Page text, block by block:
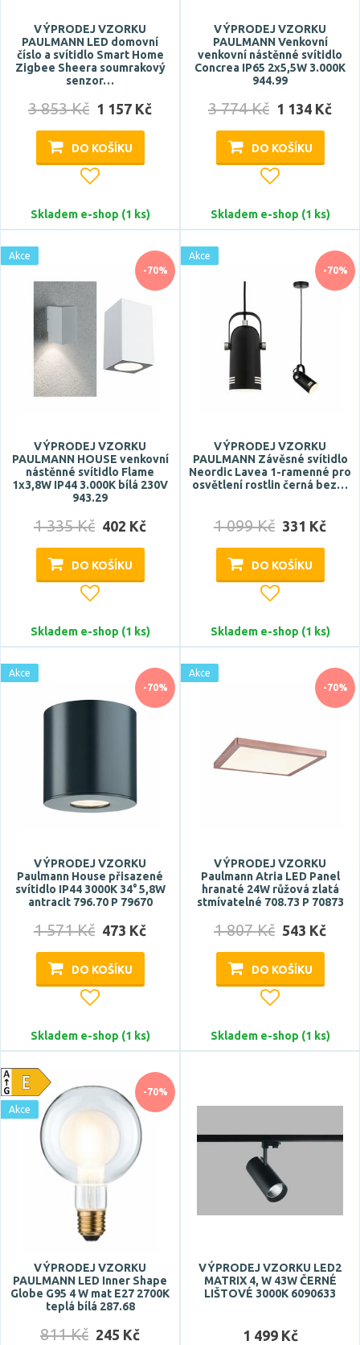
VÝPRODEJ VZORKU
PAULMANN LED domovní
číslo a svítidlo Smart Home
Zigbee Sheera soumrakový
senzor…
3 853 Kč 1 157 Kč
DO KOŠÍKU
Skladem e-shop (1 ks)
VÝPRODEJ VZORKU
PAULMANN Venkovní
venkovní nástěnné svítidlo
Concrea IP65 2x5,5W 3.000K
944.99
3 774 Kč 1 134 Kč
DO KOŠÍKU
Skladem e-shop (1 ks)
-70%
Akce
VÝPRODEJ VZORKU
PAULMANN HOUSE venkovní
nástěnné svítidlo Flame
1x3,8W IP44 3.000K bílá 230V
943.29
1 335 Kč 402 Kč
DO KOŠÍKU
Skladem e-shop (1 ks)
-70%
Akce
VÝPRODEJ VZORKU
PAULMANN Závěsné svítidlo
Neordic Lavea 1-ramenné pro
osvětlení rostlin černá bez…
1 099 Kč 331 Kč
DO KOŠÍKU
Skladem e-shop (1 ks)
-70%
Akce
VÝPRODEJ VZORKU
Paulmann House přisazené
svítidlo IP44 3000K 34° 5,8W
antracit 796.70 P 79670
1 571 Kč 473 Kč
DO KOŠÍKU
Skladem e-shop (1 ks)
-70%
Akce
VÝPRODEJ VZORKU
Paulmann Atria LED Panel
hranaté 24W růžová zlatá
stmívatelné 708.73 P 70873
1 807 Kč 543 Kč
DO KOŠÍKU
Skladem e-shop (1 ks)
-70%
Akce
VÝPRODEJ VZORKU
PAULMANN LED Inner Shape
Globe G95 4 W mat E27 2700K
teplá bílá 287.68
811 Kč 245 Kč
VÝPRODEJ VZORKU LED2
MATRIX 4, W 43W ČERNÉ
LIŠTOVÉ 3000K 6090633
1 499 Kč